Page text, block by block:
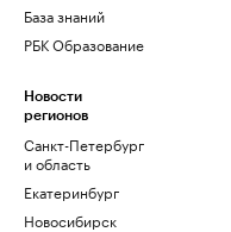
База знаний
РБК Образование
Новости
регионов
Санкт-Петербург
и область
Екатеринбург
Новосибирск